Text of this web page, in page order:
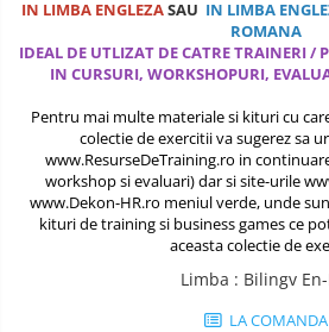
COMANDA, INTEROPERATIVITATE,
STRATEGIE, REACTIE RAPIDA,
CONTROL MILITAR SI CIVIL
LOGISTICA MILITARA SI CIVILA
Luarea Deciziilor (rapid, analitic,
fara bias, fara efect group-think)
Management
Managementul Schimbarii si
Negociere (Achizitie / Vanzari /
Cooperare / Competitie)
IN LIMBA ENGLEZASAU IN LIMBA
ROMANA
IDEAL DE UTLIZAT DE CATRE TRAINERI /
IN CURSURI, WORKSHOPURI,
Pentru mai multe materiale si kituri cu
colectie de exercitii va sugerez sa
www.ResurseDeTraining.ro in
workshop si evaluari) dar si site-urile
www.Dekon-HR.ro meniul verde, unde
kituri de training si business games ce
aceasta colectie de
Limba : Bilingv
LA COMANDA